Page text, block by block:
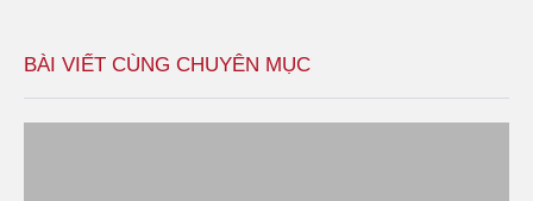
BÀI VIẾT CÙNG CHUYÊN MỤC